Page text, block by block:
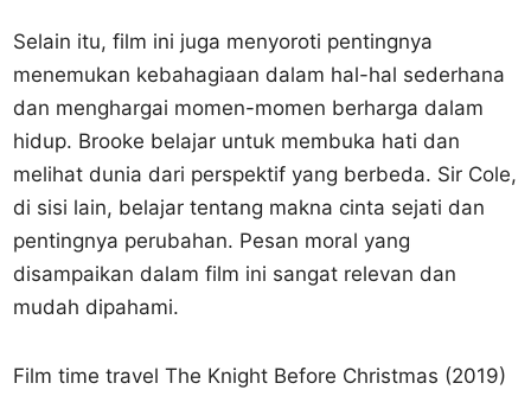
Selain itu, film ini juga menyoroti pentingnya
menemukan kebahagiaan dalam hal-hal sederhana
dan menghargai momen-momen berharga dalam
hidup. Brooke belajar untuk membuka hati dan
melihat dunia dari perspektif yang berbeda. Sir Cole,
di sisi lain, belajar tentang makna cinta sejati dan
pentingnya perubahan. Pesan moral yang
disampaikan dalam film ini sangat relevan dan
mudah dipahami.
Film time travel The Knight Before Christmas (2019)